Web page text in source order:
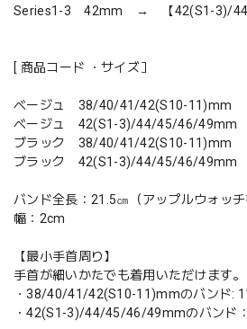
Series1-3 42mm → 【42(S1-3)/44/
[ 商品コード ・サイズ］
ベージュ 38/40/41/42(S10-11)mm
ベージュ 42(S1-3)/44/45/46/49mm
ブラック 38/40/41/42(S10-11)mm
ブラック 42(S1-3)/44/45/46/49mm
バンド全長：21.5㎝（アップルウォッチ
幅：2cm
【最小手首周り】
手首が細いかたでも着用いただけます。
・38/40/41/42(S10-11)mmのバンド:
・42(S1-3)/44/45/46/49mmのバンド